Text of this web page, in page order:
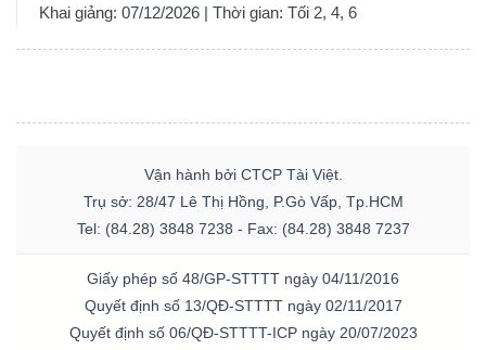
Khai giảng: 07/12/2026 | Thời gian: Tối 2, 4, 6
Vận hành bởi CTCP Tài Việt.
Trụ sở: 28/47 Lê Thị Hồng, P.Gò Vấp, Tp.HCM
Tel: (84.28) 3848 7238 - Fax: (84.28) 3848 7237
Giấy phép số 48/GP-STTTT ngày 04/11/2016
Quyết định số 13/QĐ-STTTT ngày 02/11/2017
Quyết định số 06/QĐ-STTTT-ICP ngày 20/07/2023